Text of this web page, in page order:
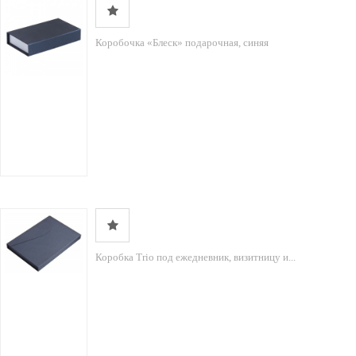
Коробочка «Блеск» подарочная, синяя
Коробка Trio под ежедневник, визитницу и...